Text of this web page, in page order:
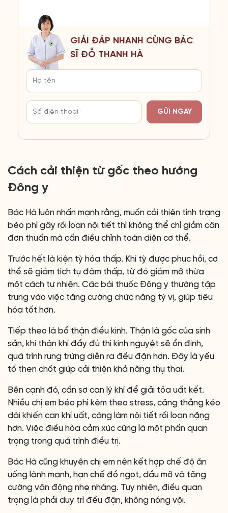
GIẢI ĐÁP NHANH CÙNG BÁC
SĨ ĐỖ THANH HÀ
GỬI NGAY
Cách cải thiện từ gốc theo hướng
Đông y
Bác Hà luôn nhấn mạnh rằng, muốn cải thiện tình trạng
béo phì gây rối loạn nội tiết thì không thể chỉ giảm cân
đơn thuần mà cần điều chỉnh toàn diện cơ thể.
Trước hết là kiện tỳ hóa thấp. Khi tỳ được phục hồi, cơ
thể sẽ giảm tích tụ đàm thấp, từ đó giảm mỡ thừa
một cách tự nhiên. Các bài thuốc Đông y thường tập
trung vào việc tăng cường chức năng tỳ vị, giúp tiêu
hóa tốt hơn.
Tiếp theo là bổ thận điều kinh. Thận là gốc của sinh
sản, khi thận khí đầy đủ thì kinh nguyệt sẽ ổn định,
quá trình rụng trứng diễn ra đều đặn hơn. Đây là yếu
tố then chốt giúp cải thiện khả năng thụ thai.
Bên cạnh đó, cần sơ can lý khí để giải tỏa uất kết.
Nhiều chị em béo phì kèm theo stress, căng thẳng kéo
dài khiến can khí uất, càng làm nội tiết rối loạn nặng
hơn. Việc điều hòa cảm xúc cũng là một phần quan
trọng trong quá trình điều trị.
Bác Hà cũng khuyên chị em nên kết hợp chế độ ăn
uống lành mạnh, hạn chế đồ ngọt, dầu mỡ và tăng
cường vận động nhẹ nhàng. Tuy nhiên, điều quan
trọng là phải duy trì đều đặn, không nóng vội.